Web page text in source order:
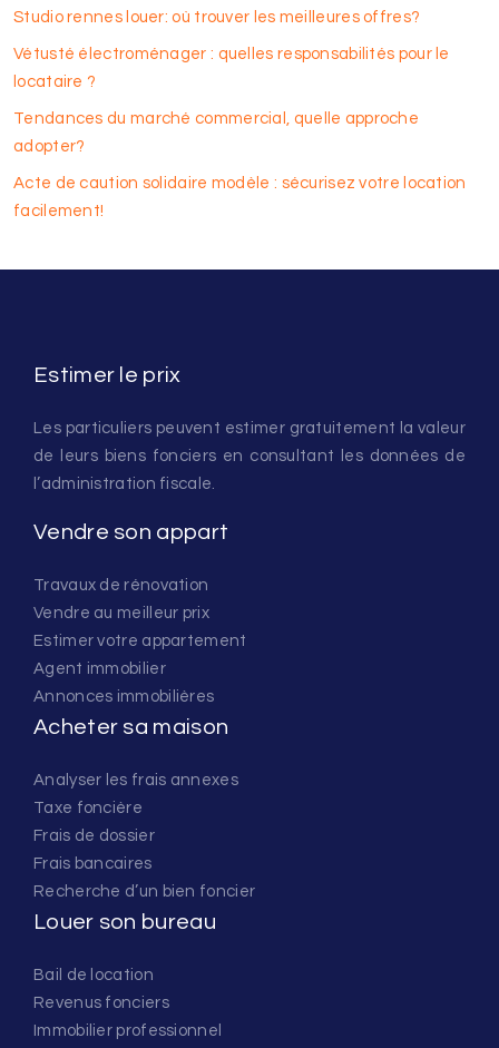
Studio rennes louer: où trouver les meilleures offres?
Vétusté électroménager : quelles responsabilités pour le
locataire ?
Tendances du marché commercial, quelle approche
adopter?
Acte de caution solidaire modèle : sécurisez votre location
facilement!
Estimer le prix
Les particuliers peuvent estimer gratuitement la valeur
de leurs biens fonciers en consultant les données de
l’administration fiscale.
Vendre son appart
Travaux de rénovation
Vendre au meilleur prix
Estimer votre appartement
Agent immobilier
Annonces immobilières
Acheter sa maison
Analyser les frais annexes
Taxe foncière
Frais de dossier
Frais bancaires
Recherche d’un bien foncier
Louer son bureau
Bail de location
Revenus fonciers
Immobilier professionnel